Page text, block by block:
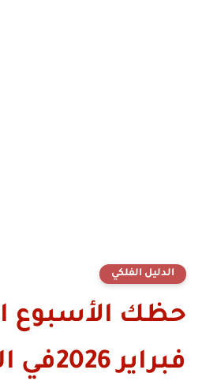
الدليل الفلكي
حظك الأسبوع
فبراير